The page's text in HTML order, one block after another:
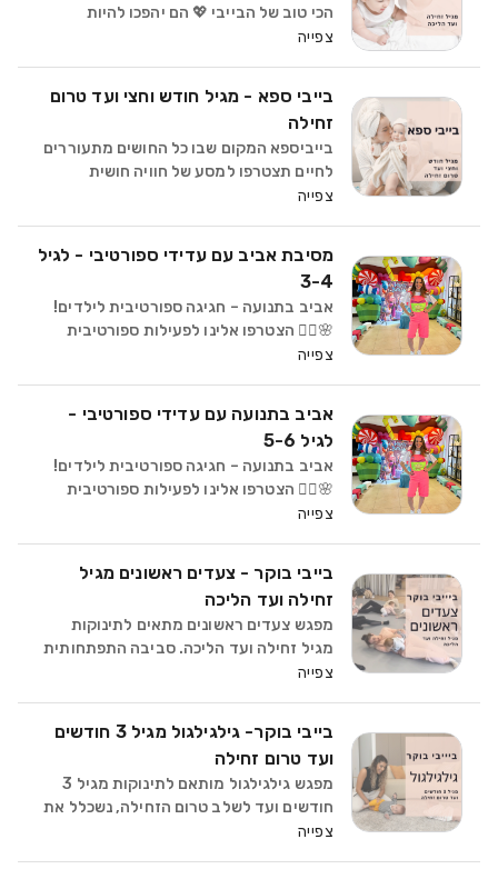
הכי טוב של הבייבי 💖 הם יהפכו להיות
שותפים פעילים במסע ההתפתחותי של
כבר מהרגעים הראש
צפייה
בייבי ספא - מגיל חודש וחצי ועד טרום
זחילה
בייביספא המקום שבו כל החושים מתעוררים
לחיים תצטרפו למסע של חוויה חושית
מיוחדת, נפתח אצל תינוקכם את כל החושים.
צפייה
מסיבת אביב עם עדידי ספורטיבי - לגיל
3-4
אביב בתנועה – חגיגה ספורטיבית לילדים!
🌸🏃‍♂️ הצטרפו אלינו לפעילות ספורטיבית
אנרגטית ומלאת כיף, במיוחד לחופשת
קואורדינציה, זריזות ושית
צפייה
אביב בתנועה עם עדידי ספורטיבי -
לגיל 5-6
אביב בתנועה – חגיגה ספורטיבית לילדים!
🌸🏃‍♂️ הצטרפו אלינו לפעילות ספורטיבית
אנרגטית ומלאת כיף, במיוחד לחופשת
קואורדינציה, זריזות ושית
צפייה
בייבי בוקר - צעדים ראשונים מגיל
זחילה ועד הליכה
מפגש צעדים ראשונים מתאים לתינוקות
מגיל זחילה ועד הליכה. סביבה התפתחותית
שמאפשרת לבייבי שלך להנות מאביזרים,
הסנסו-מוטוריות. נתרגל מוטוריקה עדינ
צפייה
בייבי בוקר- גילגילגול מגיל 3 חודשים
ועד טרום זחילה
מפגש גילגילגול מותאם לתינוקות מגיל 3
חודשים ועד לשלב טרום הזחילה, נשכלל את
התנועה בעזרת פעילות חווייתית כדי לעודד
צפייה